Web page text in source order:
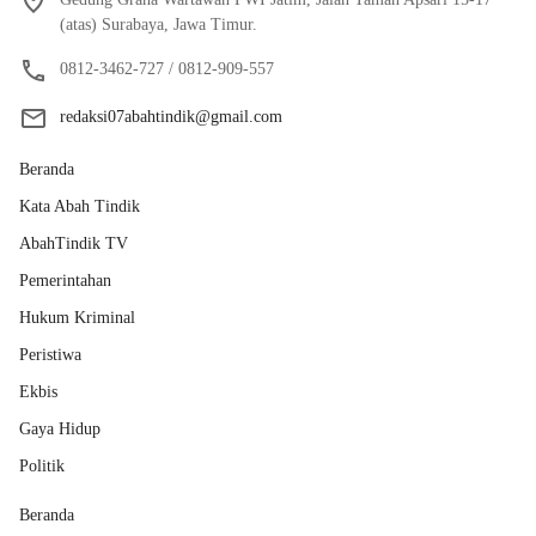
(atas) Surabaya, Jawa Timur.
0812-3462-727 / 0812-909-557
redaksi07abahtindik@gmail.com
Beranda
Kata Abah Tindik
AbahTindik TV
Pemerintahan
Hukum Kriminal
Peristiwa
Ekbis
Gaya Hidup
Politik
Beranda